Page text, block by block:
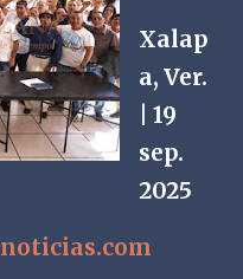
Xalap
a, Ver.
| 19
sep.
2025